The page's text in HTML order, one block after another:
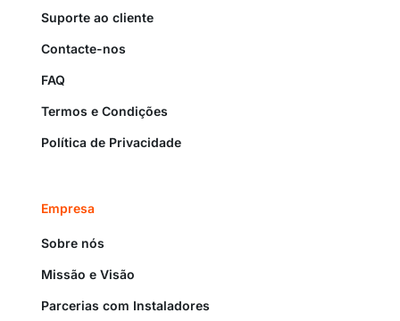
Suporte ao cliente
Contacte-nos
FAQ
Termos e Condições
Política de Privacidade
Empresa
Sobre nós
Missão e Visão
Parcerias com Instaladores